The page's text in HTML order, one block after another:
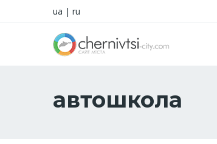
ua | ru
автошкола